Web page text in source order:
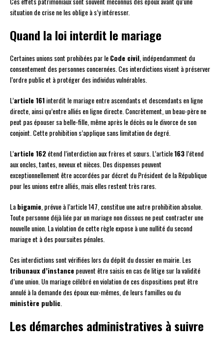
situation de crise ne les oblige à s’y intéresser.
Quand la loi interdit le mariage
Certaines unions sont prohibées par leCode civil , indépendamment du
consentement des personnes concernées. Ces interdictions visent à préserver
l’ordre public et à protéger des individus vulnérables.
L’article 161interdit le mariage entre ascendants et descendants en ligne
directe, ainsi qu’entre alliés en ligne directe. Concrètement, un beau-père ne
peut pas épouser sa belle-fille, même après le décès ou le divorce de son
conjoint. Cette prohibition s’applique sans limitation de degré.
L’article 162étend l’interdiction aux frères et sœurs. L’article163l’étend
aux oncles, tantes, neveux et nièces. Des dispenses peuvent
exceptionnellement être accordées par décret du Président de la République
pour les unions entre alliés, mais elles restent très rares.
Labigamie , prévue à l’article 147, constitue une autre prohibition absolue.
Toute personne déjà liée par un mariage non dissous ne peut contracter une
nouvelle union. La violation de cette règle expose à une nullité du second
mariage et à des poursuites pénales.
Ces interdictions sont vérifiées lors du dépôt du dossier en mairie. Les
tribunaux d’instancepeuvent être saisis en cas de litige sur la validité
d’une union. Un mariage célébré en violation de ces dispositions peut être
annulé à la demande des époux eux-mêmes, de leurs familles ou du
ministère public
Les démarches administratives à suivre